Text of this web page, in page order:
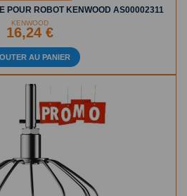
POUR ROBOT KENWOOD AS00002311
KENWOOD
16,24 €
AU PANIER